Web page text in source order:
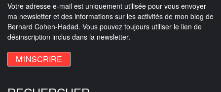
Votre adresse e-mail est uniquement utilisée pour vous envoyer
ma newsletter et des informations sur les activités de mon blog de
Bernard Cohen-Hadad. Vous pouvez toujours utiliser le lien de
désinscription inclus dans la newsletter.